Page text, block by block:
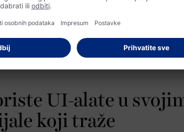
igra. Tehnologija nikada nije bila neutralna, jer su
pitati kako se nositi s našim predrasudama i
UI-alate u
koji traže